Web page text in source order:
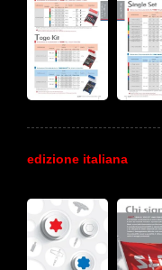
edizione italiana